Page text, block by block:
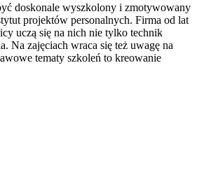
doskonale wyszkolony i zmotywowany
projektów personalnych. Firma od lat
uczą się na nich nie tylko technik
Na zajęciach wraca się też uwagę na
tematy szkoleń to kreowanie